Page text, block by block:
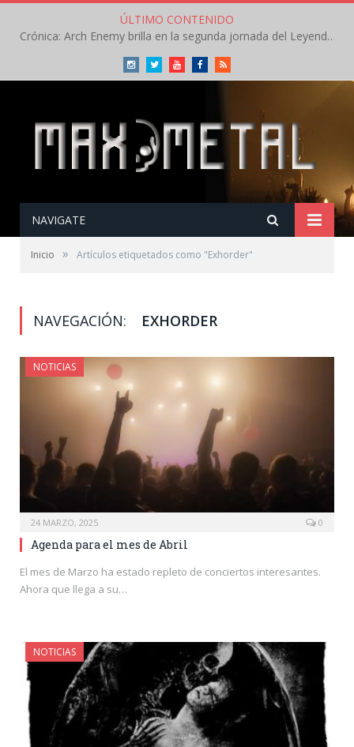
ÚLTIMO CONTENIDO
Crónica: Arch Enemy brilla en la segunda jornada del Leyendas del Rock – Jueves – Agosto 2026
InstagramTwitterYoutubeFacebookRSS
NAVIGATE
Inicio » Artículos etiquetados como "Exhorder"
NAVEGACIÓN: EXHORDER
NOTICIAS
24 MARZO, 2025 0
Agenda para el mes de Abril
El mes de Marzo ha estado repleto de conciertos interesantes.
Ahora que llega a su…
NOTICIAS